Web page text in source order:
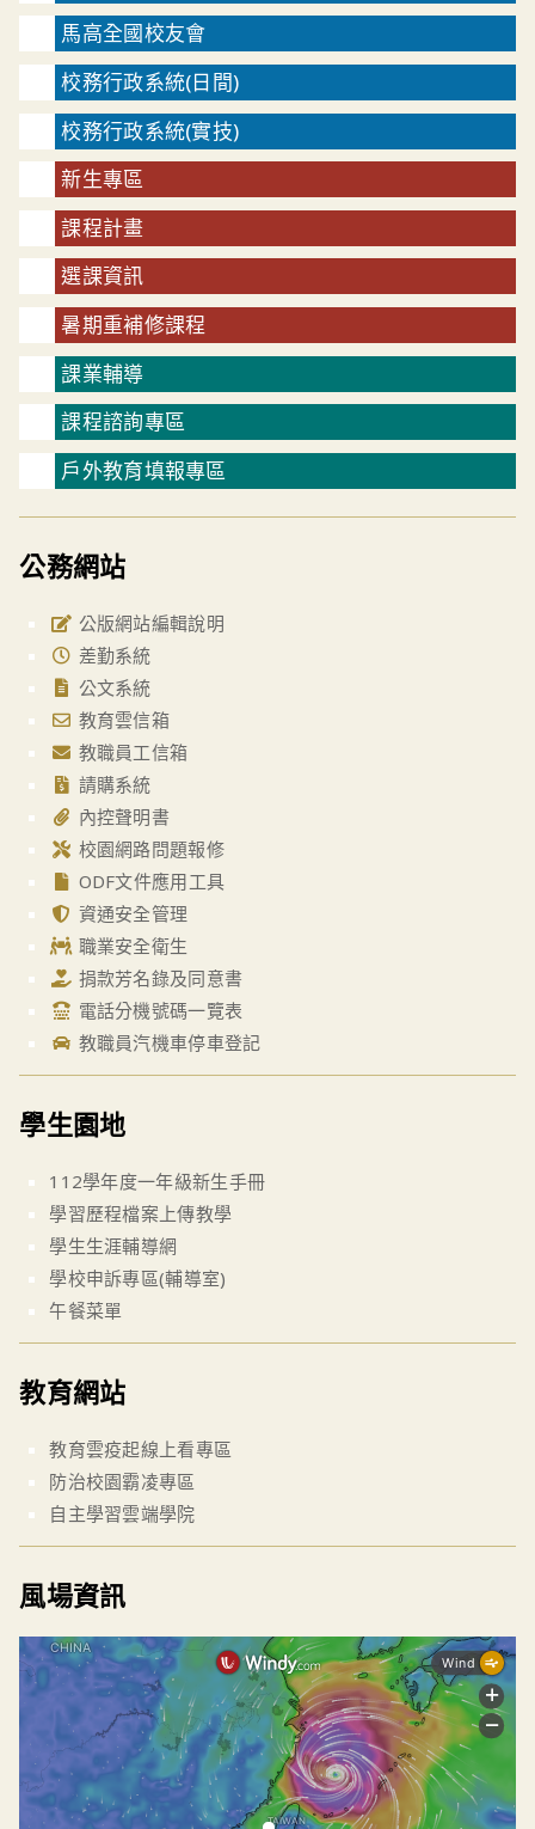
馬高全國校友會
校務行政系統(日間)
校務行政系統(實技)
新生專區
課程計畫
選課資訊
暑期重補修課程
課業輔導
課程諮詢專區
戶外教育填報專區
公務網站
公版網站編輯說明
差勤系統
公文系統
教育雲信箱
教職員工信箱
請購系統
內控聲明書
校園網路問題報修
ODF文件應用工具
資通安全管理
職業安全衛生
捐款芳名錄及同意書
電話分機號碼一覽表
教職員汽機車停車登記
學生園地
112學年度一年級新生手冊
學習歷程檔案上傳教學
學生生涯輔導網
學校申訴專區(輔導室)
午餐菜單
教育網站
教育雲疫起線上看專區
防治校園霸凌專區
自主學習雲端學院
風場資訊